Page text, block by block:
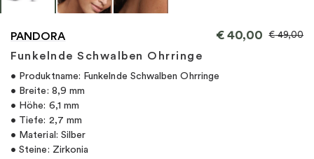
PANDORA
Funkelnde Schwalben Ohrringe
€40,00 €49,00
• Produktname: Funkelnde Schwalben Ohrringe
• Breite: 8,9 mm
• Höhe: 6,1 mm
• Tiefe: 2,7 mm
• Material: Silber
• Steine: Zirkonia